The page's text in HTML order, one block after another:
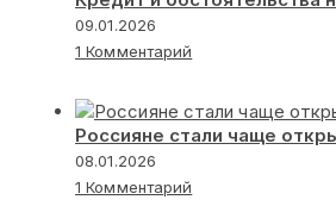
09.01.2026
1 Комментарий
Россияне стали чаще
08.01.2026
1 Комментарий